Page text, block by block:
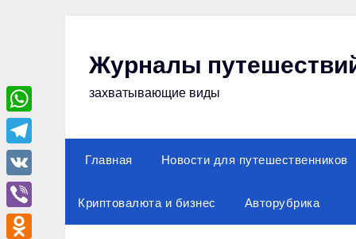
Журналы
захватывающие виды
Главная Новости для путешественников
Криптовалюта и бизнес Авторубрика
WhatsApp
Telegram
VK
Viber